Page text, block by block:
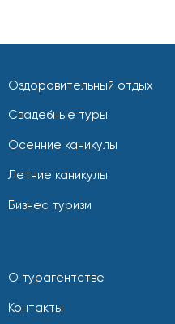
Оздоровительный отдых
Свадебные туры
Осенние каникулы
Летние каникулы
Бизнес туризм
О турагентстве
Контакты